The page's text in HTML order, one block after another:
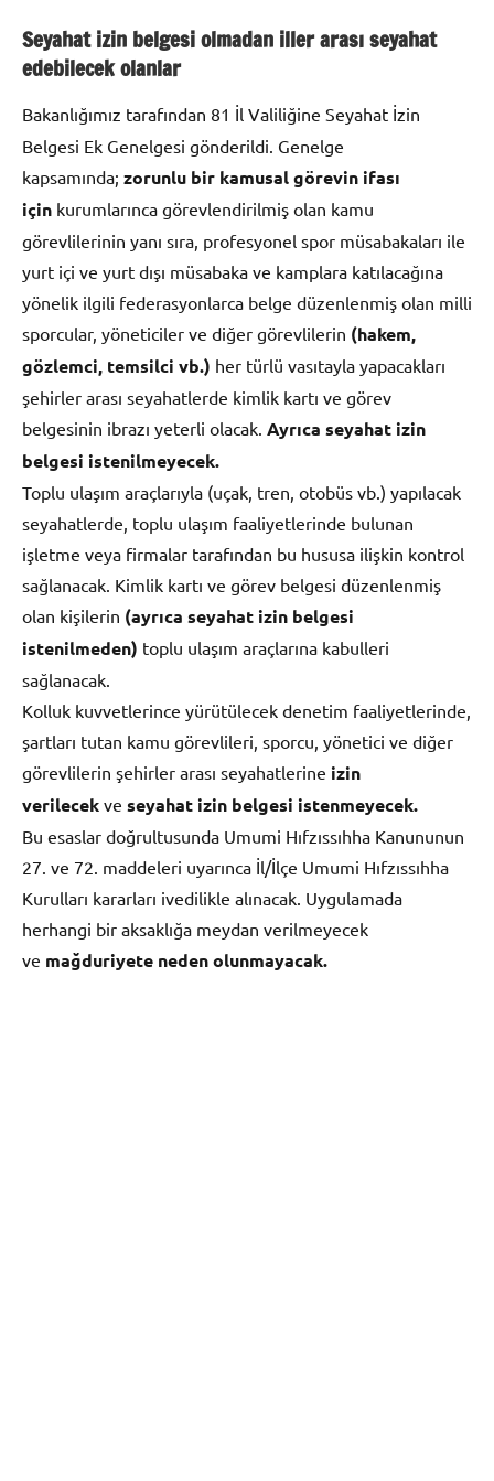
Seyahat izin belgesi olmadan iller arası seyahat
edebilecek olanlar
Bakanlığımız tarafından 81 İl Valiliğine Seyahat İzin
Belgesi Ek Genelgesi gönderildi. Genelge
kapsamında; zorunlu bir kamusal görevin ifası
için kurumlarınca görevlendirilmiş olan kamu
görevlilerinin yanı sıra, profesyonel spor müsabakaları ile
yurt içi ve yurt dışı müsabaka ve kamplara katılacağına
yönelik ilgili federasyonlarca belge düzenlenmiş olan milli
sporcular, yöneticiler ve diğer görevlilerin (hakem,
gözlemci, temsilci vb.) her türlü vasıtayla yapacakları
şehirler arası seyahatlerde kimlik kartı ve görev
belgesinin ibrazı yeterli olacak. Ayrıca seyahat izin
belgesi istenilmeyecek.
Toplu ulaşım araçlarıyla (uçak, tren, otobüs vb.) yapılacak
seyahatlerde, toplu ulaşım faaliyetlerinde bulunan
işletme veya firmalar tarafından bu hususa ilişkin kontrol
sağlanacak. Kimlik kartı ve görev belgesi düzenlenmiş
olan kişilerin (ayrıca seyahat izin belgesi
istenilmeden) toplu ulaşım araçlarına kabulleri
sağlanacak.
Kolluk kuvvetlerince yürütülecek denetim faaliyetlerinde,
şartları tutan kamu görevlileri, sporcu, yönetici ve diğer
görevlilerin şehirler arası seyahatlerine izin
verilecek ve seyahat izin belgesi istenmeyecek.
Bu esaslar doğrultusunda Umumi Hıfzıssıhha Kanununun
27. ve 72. maddeleri uyarınca İl/İlçe Umumi Hıfzıssıhha
Kurulları kararları ivedilikle alınacak. Uygulamada
herhangi bir aksaklığa meydan verilmeyecek
ve mağduriyete neden olunmayacak.